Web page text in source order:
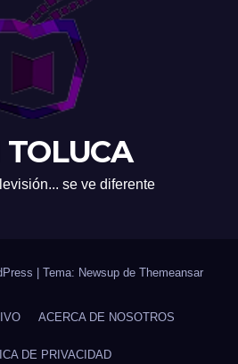
se ve diferente
Tema: Newsup de Themeansar
ACERCA DE NOSOTROS
DE PRIVACIDAD